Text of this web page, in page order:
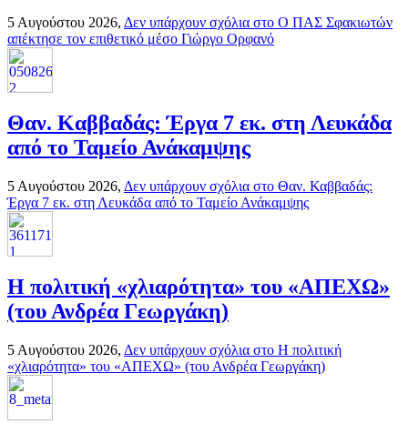
5 Αυγούστου 2026, Δεν υπάρχουν σχόλια στο Ο ΠΑΣ Σφακιωτών
απέκτησε τον επιθετικό μέσο Γιώργο Ορφανό
Θαν. Καββαδάς: Έργα 7 εκ. στη Λευκάδα
από το Ταμείο Ανάκαμψης
5 Αυγούστου 2026, Δεν υπάρχουν σχόλια στο Θαν. Καββαδάς:
Έργα 7 εκ. στη Λευκάδα από το Ταμείο Ανάκαμψης
H πολιτική «χλιαρότητα» του «AΠΕΧΩ»
(του Ανδρέα Γεωργάκη)
5 Αυγούστου 2026, Δεν υπάρχουν σχόλια στο H πολιτική
«χλιαρότητα» του «AΠΕΧΩ» (του Ανδρέα Γεωργάκη)